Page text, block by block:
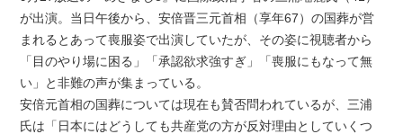
が出演。当日午後から、安倍晋三元首相（享年67）の国葬が営
まれるとあって喪服姿で出演していたが、その姿に視聴者から
「目のやり場に困る」「承認欲求強すぎ」「喪服にもなって無
い」と非難の声が集まっている。
安倍元首相の国葬については現在も賛否問われているが、三浦
氏は「日本にはどうしても共産党の方が反対理由としていくつ